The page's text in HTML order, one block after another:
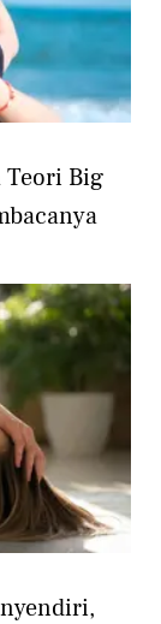
Teori Big